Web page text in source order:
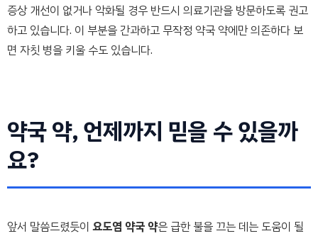
증상 개선이 없거나 악화될 경우 반드시 의료기관을 방문하도록 권고
하고 있습니다. 이 부분을 간과하고 무작정 약국 약에만 의존하다 보
면 자칫 병을 키울 수도 있습니다.
약국 약, 언제까지 믿을 수 있을까
요?
앞서 말씀드렸듯이 요도염 약국 약은 급한 불을 끄는 데는 도움이 될